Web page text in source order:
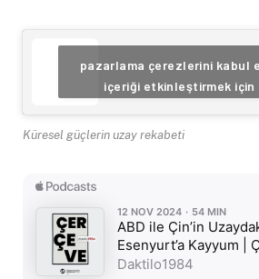
pazarlama çerezlerini kabul
içeriği etkinleştirmek için
Küresel güçlerin uzay rekabeti